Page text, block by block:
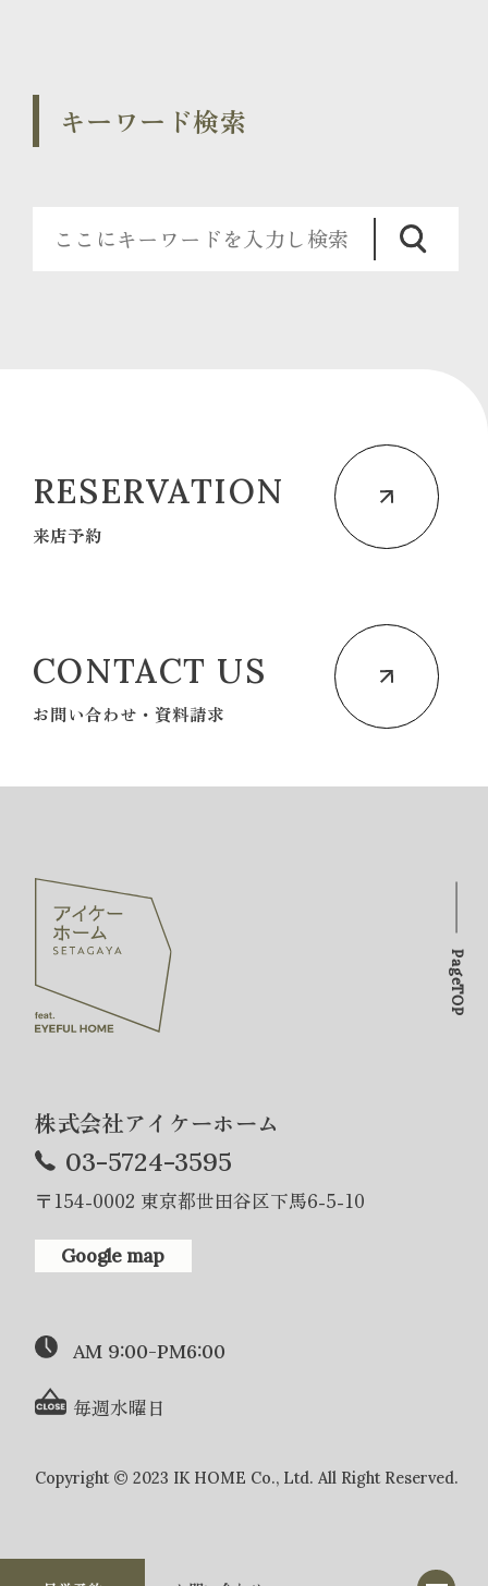
キーワード検索
RESERVATION
来店予約
CONTACT US
お問い合わせ・資料請求
株式会社アイケーホーム
03-5724-3595
〒154-0002 東京都世田谷区下馬6-5-10
Google map
AM 9:00-PM6:00
毎週水曜日
Copyright © 2023 IK HOME Co., Ltd. All Right Reserved.
PageTOP